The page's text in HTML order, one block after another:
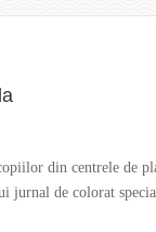
din centrele de
jurnal de colorat